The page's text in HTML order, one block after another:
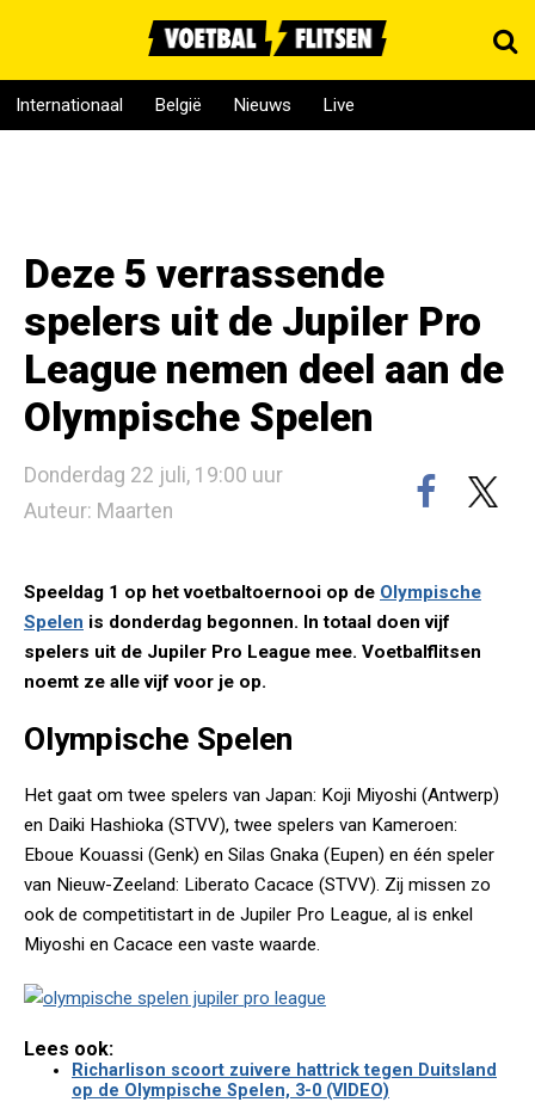
Internationaal België Nieuws Live
Deze 5 verrassende
spelers uit de Jupiler Pro
League nemen deel aan de
Olympische Spelen
Donderdag 22 juli, 19:00 uur
Auteur: Maarten
Speeldag 1 op het voetbaltoernooi op de Olympische
Spelen is donderdag begonnen. In totaal doen vijf
spelers uit de Jupiler Pro League mee. Voetbalflitsen
noemt ze alle vijf voor je op.
Olympische Spelen
Het gaat om twee spelers van Japan: Koji Miyoshi (Antwerp)
en Daiki Hashioka (STVV), twee spelers van Kameroen:
Eboue Kouassi (Genk) en Silas Gnaka (Eupen) en één speler
van Nieuw-Zeeland: Liberato Cacace (STVV). Zij missen zo
ook de competitistart in de Jupiler Pro League, al is enkel
Miyoshi en Cacace een vaste waarde.
Lees ook:
Richarlison scoort zuivere hattrick tegen Duitsland
op de Olympische Spelen, 3-0 (VIDEO)